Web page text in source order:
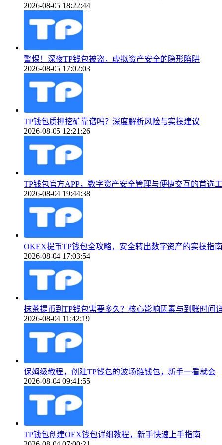
2026-08-05 18:22:44
警惕！深夜TP钱包被盗，虚拟资产安全的隐形陷阱
2026-08-05 17:02:03
TP钱包质押挖矿靠谱吗？深度解析风险与实操建议
2026-08-05 12:21:26
TP钱包官方APP，数字资产安全管理与便捷交互的首选
2026-08-04 19:44:38
OKEX提币TP钱包全攻略，安全转出数字资产的实操指南
2026-08-04 17:03:54
抹茶提币到TP钱包需要多久？核心影响因素与到账时间
2026-08-04 11:42:19
保姆级教程，创建TP钱包的波场链钱包，新手一看就会
2026-08-04 09:41:55
TP钱包创建OEX钱包详细教程，新手快速上手指南